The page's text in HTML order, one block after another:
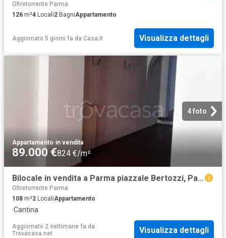
Oltretorrente Parma
126 m²4 Locali2 BagniAppartamento
Aggiornato 5 giorni fa da Casa.it Visualizza dettagli
4 foto
Appartamento·in vendita
89.000 €824 €/m²
Bilocale in vendita a Parma piazzale Bertozzi, Parco Ducale Oltretorrente
Oltretorrente Parma
108 m²2 LocaliAppartamento
·Cantina
Aggiornato 2 settimane fa da
Trovacasa.net
Visualizza dettagli